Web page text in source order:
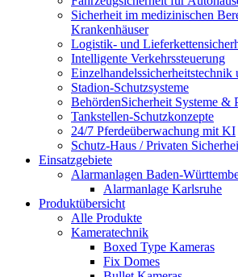
Sicherheit im medizinischen
Krankenhäuser
Logistik- und
Intelligente Verkehrssteuerung
Einzelhandelssicherheitstechnik
Stadion-Schutzsysteme
BehördenSicherheit Systeme &
Tankstellen-Schutzkonzepte​
24/7 Pferdeüberwachung mit KI
Schutz-Haus / Privaten
Einsatzgebiete
Alarmanlagen Baden-
Alarmanlage Karlsruhe
Produktübersicht
Alle Produkte
Kameratechnik
Boxed Type Kameras
Fix Domes